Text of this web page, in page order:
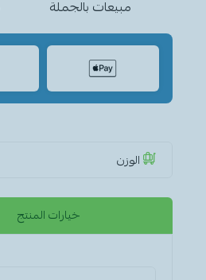
مبيعات بالجملة
الوزن
خيارات المنتج